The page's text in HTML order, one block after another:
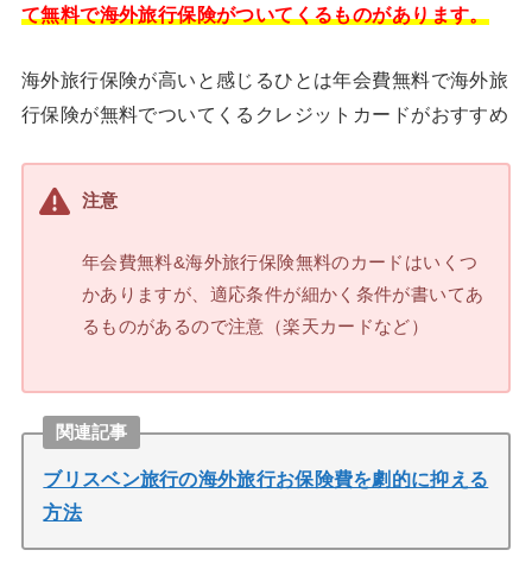
て無料で海外旅行保険がついてくるものがあります。
海外旅行保険が高いと感じるひとは年会費無料で海外旅
行保険が無料でついてくるクレジットカードがおすすめ
注意
年会費無料&海外旅行保険無料のカードはいくつ
かありますが、適応条件が細かく条件が書いてあ
るものがあるので注意（楽天カードなど）
関連記事
ブリスベン旅行の海外旅行お保険費を劇的に抑える
方法